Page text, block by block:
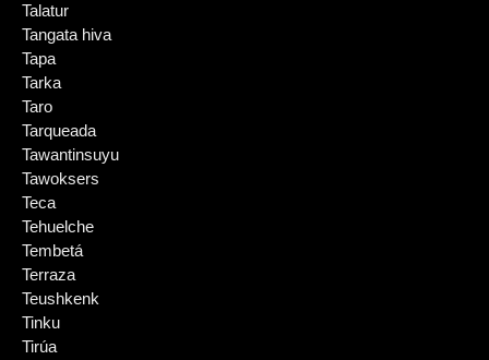
Talatur
Tangata hiva
Tapa
Tarka
Taro
Tarqueada
Tawantinsuyu
Tawoksers
Teca
Tehuelche
Tembetá
Terraza
Teushkenk
Tinku
Tirúa